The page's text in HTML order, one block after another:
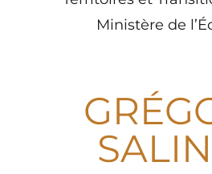
Ministère de